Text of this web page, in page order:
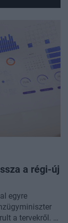
a régi-új
egyre
a tervekről. A